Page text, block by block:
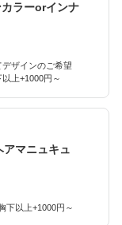
カラーorインナ
ザインのご希望
上+1000円～
マニュキュ
下以上+1000円～